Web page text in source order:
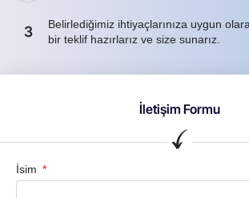
3
Belirlediğimiz ihtiyaçlarınıza uygun
bir teklif hazırlarız ve size sunarız.
İletişim Formu
İsim